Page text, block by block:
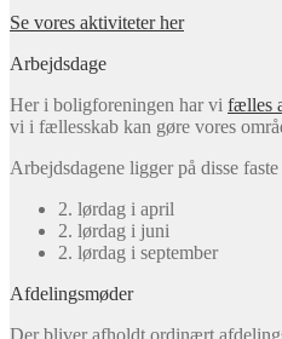
Se vores aktiviteter her
Arbejdsdage
Her i boligforeningen har vi fælles
vi i fællesskab kan gøre vores
Arbejdsdagene ligger på disse
2. lørdag i april
2. lørdag i juni
2. lørdag i september
Afdelingsmøder
Der bliver afholdt ordinært